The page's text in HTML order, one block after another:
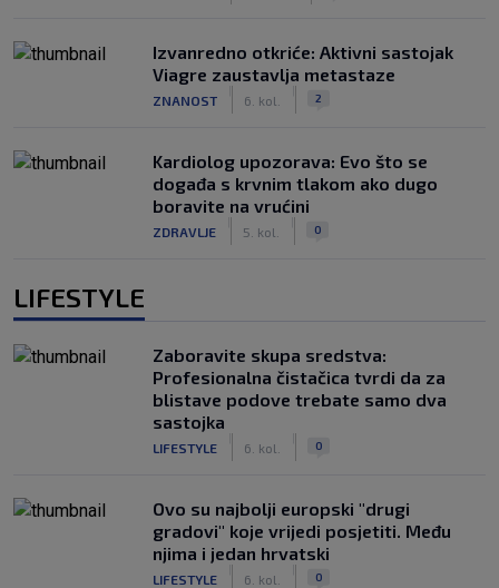
Izvanredno otkriće: Aktivni sastojak
Viagre zaustavlja metastaze
ZNANOST 6. kol. 2
Kardiolog upozorava: Evo što se
događa s krvnim tlakom ako dugo
boravite na vrućini
ZDRAVLJE 5. kol. 0
LIFESTYLE
Zaboravite skupa sredstva:
Profesionalna čistačica tvrdi da za
blistave podove trebate samo dva
sastojka
LIFESTYLE 6. kol. 0
Ovo su najbolji europski "drugi
gradovi" koje vrijedi posjetiti. Među
njima i jedan hrvatski
LIFESTYLE 6. kol. 0